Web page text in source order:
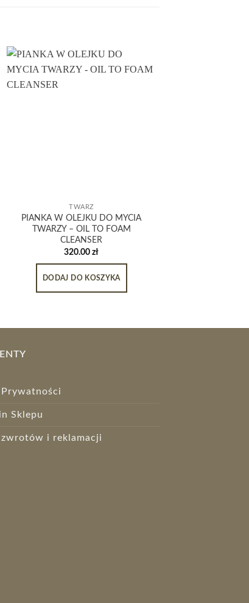
TWARZ
PIANKA W OLEJKU DO MYCIA
TWARZY – OIL TO FOAM
CLEANSER
320.00zł
DODAJ DO KOSZYKA
Sklepu
i reklamacji